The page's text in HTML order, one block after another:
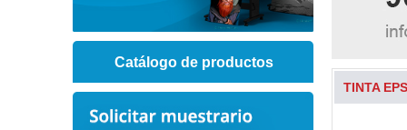
TINTA
Catálogo de productos